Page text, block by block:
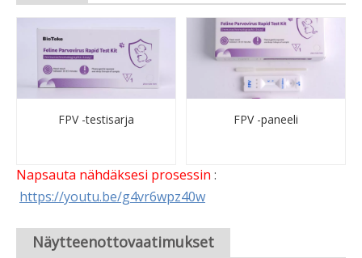
FPV -testisarja FPV -paneeli
Napsauta nähdäksesi prosessin :
https://youtu.be/g4vr6wpz40w
Näytteenottovaatimukset